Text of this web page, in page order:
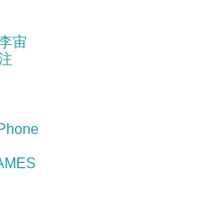
宙